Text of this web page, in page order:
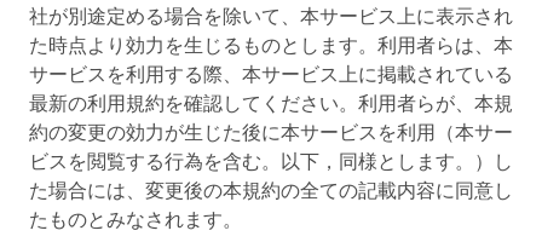
社が別途定める場合を除いて、本サービス上に表示され
た時点より効力を生じるものとします。利用者らは、本
サービスを利用する際、本サービス上に掲載されている
最新の利用規約を確認してください。利用者らが、本規
約の変更の効力が生じた後に本サービスを利用（本サー
ビスを閲覧する行為を含む。以下，同様とします。）し
た場合には、変更後の本規約の全ての記載内容に同意し
たものとみなされます。